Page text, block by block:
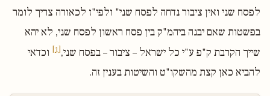
לפסח שני ואין ציבור נדחה לפסח שני" ולפי"ז לכאורה צריך לומר
בפשטות שאם יבנה ביהמ"ק בין פסח ראשון לפסח שני, לא יהא
שייך הקרבת ק"פ ע"י כל ישראל – ציבור – בפסח שני,[1]
וכדאי
להביא כאן קצת מהשקו"ט והשיטות בענין זה.